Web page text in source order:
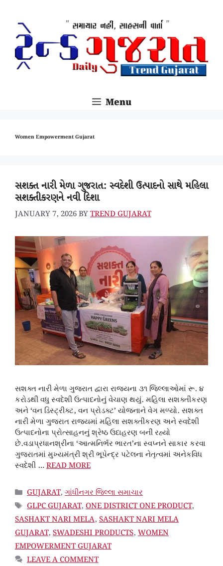
CONTENT
Menu
Women Empowerment Gujarat
સશક્ત નારી મેળા ગુજરાત: સ્વદેશી ઉત્પાદનો સાથે મહિલા
સશક્તીકરણને નવી દિશા
JANUARY 7, 2026BYTREND GUJARAT
સશક્ત નારી મેળા ગુજરાત દ્વારા રાજ્યના ૩૧ જિલ્લાઓમાં રૂ. ૪
કરોડથી વધુ સ્વદેશી ઉત્પાદનોનું વેચાણ થયું. મહિલા સશક્તીકરણ
અને ‘વન ડિસ્ટ્રીક્ટ, વન પ્રોડક્ટ’ યોજનાને વેગ મળ્યો. સશક્ત
નારી મેળા ગુજરાત રાજ્યમાં મહિલા સશક્તીકરણ અને સ્વદેશી
ઉત્પાદનોના પ્રોત્સાહનનું શ્રેષ્ઠ ઉદાહરણ બની રહ્યો
છે.વડાપ્રધાનશ્રીના ‘આત્મનિર્ભર ભારત’ના સ્વપ્નને સાકાર કરવા
ગુજરાતમાં મુખ્યમંત્રી શ્રી ભૂપેન્દ્ર પટેલના નેતૃત્વમાં અનેકવિધ
સ્વદેશી …READ MORE
CATEGORIES
GUJARAT, ગાંધીનગર જિલ્લા સમાચાર
TAGS
GLPC GUJARAT, ONE DISTRICT ONE PRODUCT,
SASHAKT NARI MELA, SASHAKT NARI MELA
GUJARAT, SWADESHI PRODUCTS, WOMEN
EMPOWERMENT GUJARAT
LEAVE A COMMENT